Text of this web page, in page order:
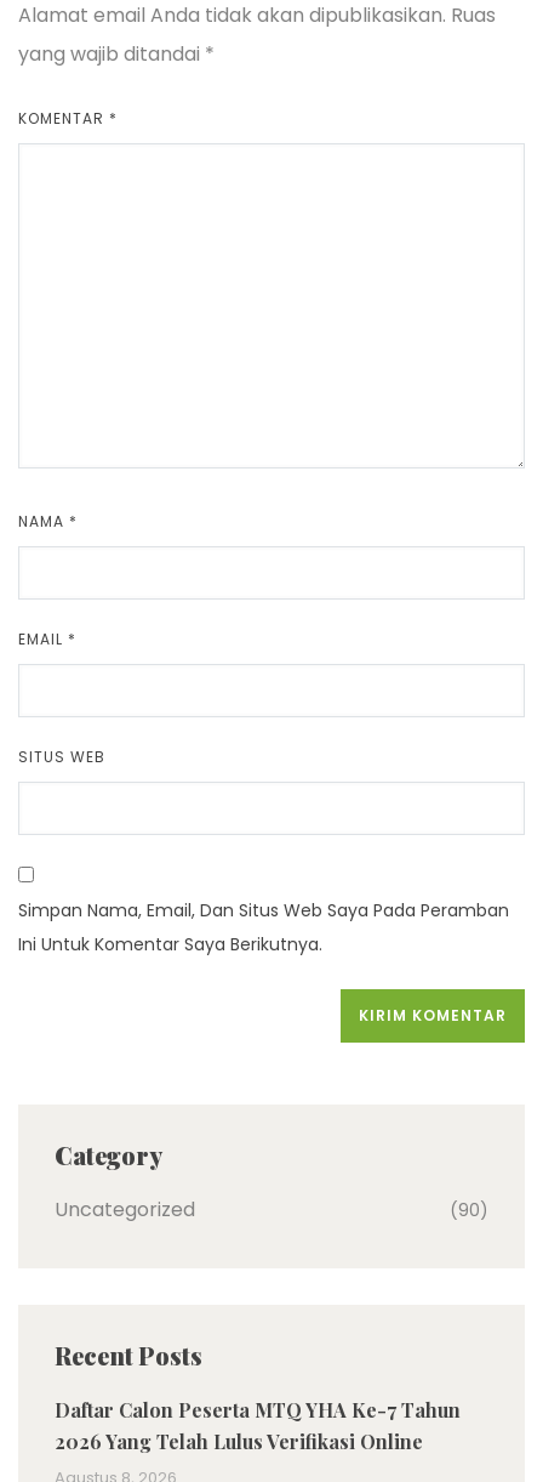
Alamat email Anda tidak akan dipublikasikan. Ruas
yang wajib ditandai *
KOMENTAR *
NAMA *
EMAIL *
SITUS WEB
Simpan Nama, Email, Dan Situs Web Saya Pada Peramban
Ini Untuk Komentar Saya Berikutnya.
Category
Uncategorized (90)
Recent Posts
Daftar Calon Peserta MTQ YHA Ke-7 Tahun
2026 Yang Telah Lulus Verifikasi Online